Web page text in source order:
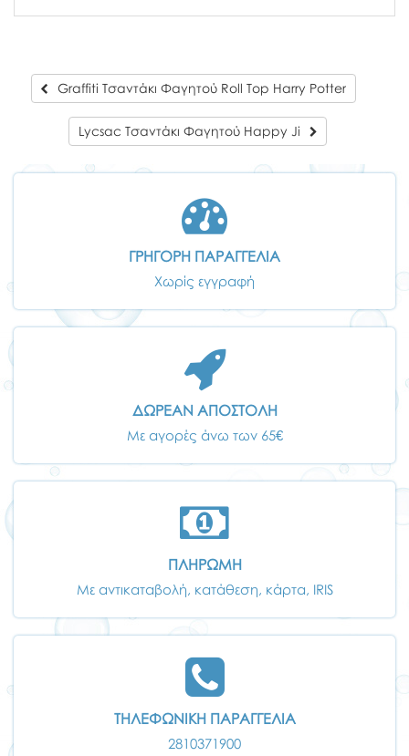
Graffiti Τσαντάκι Φαγητού Roll Top Harry Potter
Lycsac Τσαντάκι Φαγητού Happy Ji
ΓΡΗΓΟΡΗ ΠΑΡΑΓΓΕΛΙΑ
Χωρίς εγγραφή
ΔΩΡΕΑΝ ΑΠΟΣΤΟΛΗ
Με αγορές άνω των 65€
ΠΛΗΡΩΜΗ
Με αντικαταβολή, κατάθεση, κάρτα, IRIS
ΤΗΛΕΦΩΝΙΚΗ ΠΑΡΑΓΓΕΛΙΑ
2810371900